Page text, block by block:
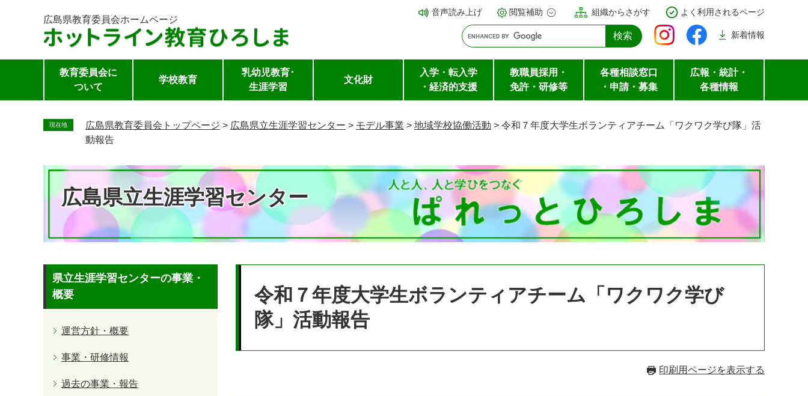
ー
し
広島県教育委員会ホームページ
音声読み上げ 閲覧補助 組織からさがす よく利用されるページ
新着情報
教育委員会に
ついて
学校教育
乳幼児教育･
生涯学習
文化財
入学・転入学
・経済的支援
教職員採用・
免許・研修等
各種相談窓口
・申請・募集
広報・統計・
各種情報
現在地 広島県教育委員会トップページ > 広島県立生涯学習センター > モデル事業 > 地域学校協働活動 > 令和７年度大学生ボランティアチーム「ワクワク学び隊」活
動報告
広島県立生涯学習センター
令和７年度大学生ボランティアチーム「ワクワク学び
隊」活動報告
印刷用ページを表示する
県立生涯学習センターの事業・
概要
運営方針・概要
事業・研修情報
過去の事業・報告